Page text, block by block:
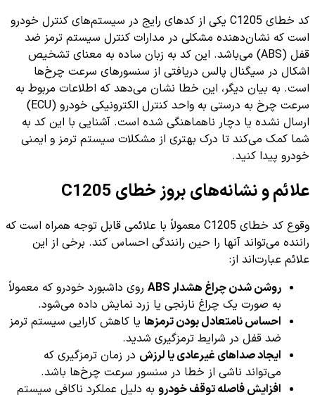
کد خطای C1205 یکی از کدهای رایج در سیستم‌های کنترل خودرو
است که نشان‌دهنده مشکلی در مدارات کنترل سیستم ترمز ضد
قفل (ABS) می‌باشد. این کد به زبان ساده به معنای تشخیص
اشکال در سیگنال پالس دریافتی از سنسورهای سرعت چرخ‌ها
است. به بیان دیگر، این خطا نشان می‌دهد که اطلاعات مربوط به
سرعت چرخ به درستی به واحد کنترل الکترونیکی خودرو (ECU)
ارسال نشده یا دچار ناهماهنگی شده است. آشنایی با این کد به
شما کمک می‌کند تا درک بهتری از مشکلات سیستم ترمز و ایمنی
خودرو پیدا کنید.
علائم و نشانه‌های بروز خطای C1205
وقوع کد خطای C1205 معمولاً با علائمی قابل توجه همراه است که
راننده می‌تواند آنها را حین رانندگی احساس کند. برخی از این
علائم عبارت‌اند از:
روشن شدن چراغ هشدار ABS
روی داشبورد خودرو که معمولاً
به صورت یک چراغ نارنجی یا زرد نمایش داده می‌شود.
احساس نامتعادل بودن ترمزها یا کاهش کارایی سیستم ترمز
ضد قفل در شرایط ترمزگیری شدید.
ایجاد صداهای غیرعادی یا لرزش در زمان ترمزگیری که
می‌تواند ناشی از خطا در سنسور سرعت چرخ‌ها باشد.
افزایش فاصله توقف خودرو به دلیل عملکرد ناکافی سیستم